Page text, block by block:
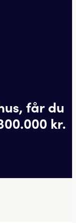
får du
kr.